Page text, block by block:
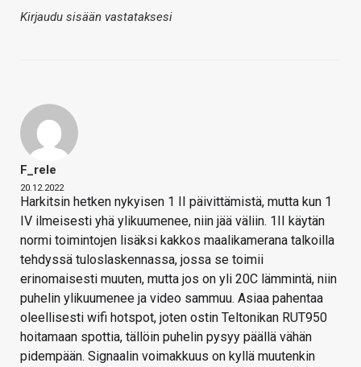
Kirjaudu sisään vastataksesi
F_rele
20.12.2022
Harkitsin hetken nykyisen 1 II päivittämistä, mutta kun 1
IV ilmeisesti yhä ylikuumenee, niin jää väliin. 1II käytän
normi toimintojen lisäksi kakkos maalikamerana talkoilla
tehdyssä tuloslaskennassa, jossa se toimii
erinomaisesti muuten, mutta jos on yli 20C lämmintä, niin
puhelin ylikuumenee ja video sammuu. Asiaa pahentaa
oleellisesti wifi hotspot, joten ostin Teltonikan RUT950
hoitamaan spottia, tällöin puhelin pysyy päällä vähän
pidempään. Signaalin voimakkuus on kyllä muutenkin